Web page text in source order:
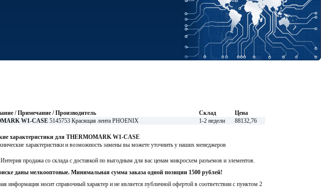
/ Примечание / Производитель Склад
Цена
W1-CASE 5145753 Красящая лента PHOENIX 1-2 недели 88132,76
характеристики для THERMOMARK W1-CASE
характеристики и возможность замены вы можете уточнить у наших менеджеров
продажа со склада с доставкой по выгодным для вас ценам микросхем разъемов и элементов.
даны мелкооптовые. Минимальная сумма заказа одной позиции 1500 рублей!
информация носит справочный характер и не является публичной офертой в соответствии с пунктом 2